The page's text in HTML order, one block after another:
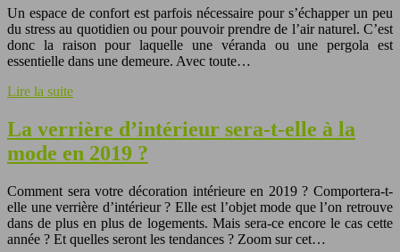
Un espace de confort est parfois nécessaire pour s’échapper un peu
du stress au quotidien ou pour pouvoir prendre de l’air naturel. C’est
donc la raison pour laquelle une véranda ou une pergola est
essentielle dans une demeure. Avec toute…
Lire la suite
La verrière d’intérieur sera-t-elle à la
mode en 2019 ?
Comment sera votre décoration intérieure en 2019 ? Comportera-t-
elle une verrière d’intérieur ? Elle est l’objet mode que l’on retrouve
dans de plus en plus de logements. Mais sera-ce encore le cas cette
année ? Et quelles seront les tendances ? Zoom sur cet…